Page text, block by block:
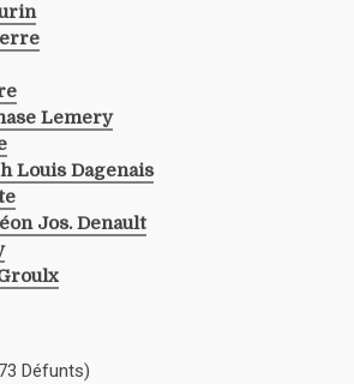
Lemery
Louis Dagenais
Jos. Denault
Défunts)